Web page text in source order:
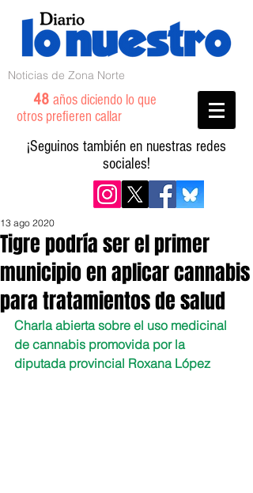
Noticias de Zona Norte
48 años diciendo lo que
otros prefieren callar
¡Seguinos también en nuestras redes
sociales!
Tigre podría ser el primer
municipio en aplicar cannabis
para tratamientos de salud
13 ago 2020
Charla abierta sobre el uso medicinal
de cannabis promovida por la
diputada provincial Roxana López